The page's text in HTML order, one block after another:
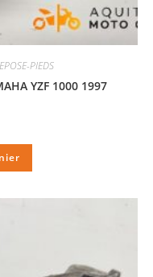
PIEDS
YZF 1000 1997